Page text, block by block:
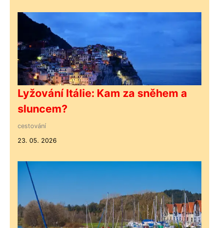
Lyžování Itálie: Kam za sněhem a
sluncem?
cestování
23. 05. 2026